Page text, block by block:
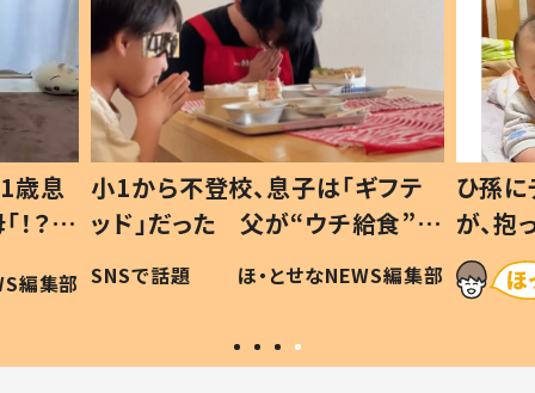
歳息
？」
編集部
小1から不登校、息子は「ギフテ
ッド」だった 父が“ウチ給食”を
作り続ける理由とは #令和の親
#令和の子
SNSで話題 ほ・とせなNEWS編集部
ひ孫
が、
「涙が
い」